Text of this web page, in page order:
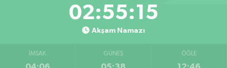
02:55:14
Akşam Namazı
İMSAK GÜNEŞ ÖĞLE